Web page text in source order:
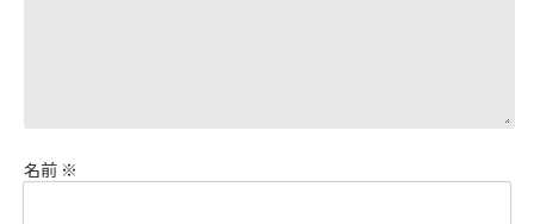
名前 ※